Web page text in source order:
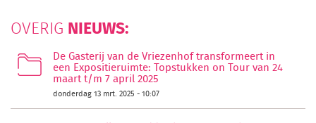
OVERIG NIEUWS:
De Gasterij van de Vriezenhof transformeert in
een Expositieruimte: Topstukken on Tour van 24
maart t/m 7 april 2025
donderdag 13 mrt. 2025 - 10:07